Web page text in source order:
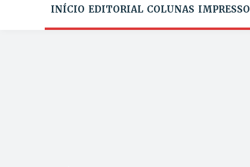
INÍCIO EDITORIAL COLUNAS IMPRESSO